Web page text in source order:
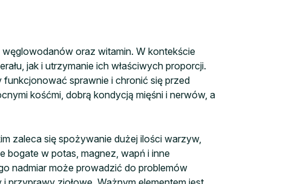
węglowodanów oraz witamin. W kontekście
jak i utrzymanie ich właściwych proporcji.
sprawnie i chronić się przed
kośćmi, dobrą kondycją mięśni i nerwów, a
zaleca się spożywanie dużej ilości warzyw,
w potas, magnez, wapń i inne
nadmiar może prowadzić do problemów